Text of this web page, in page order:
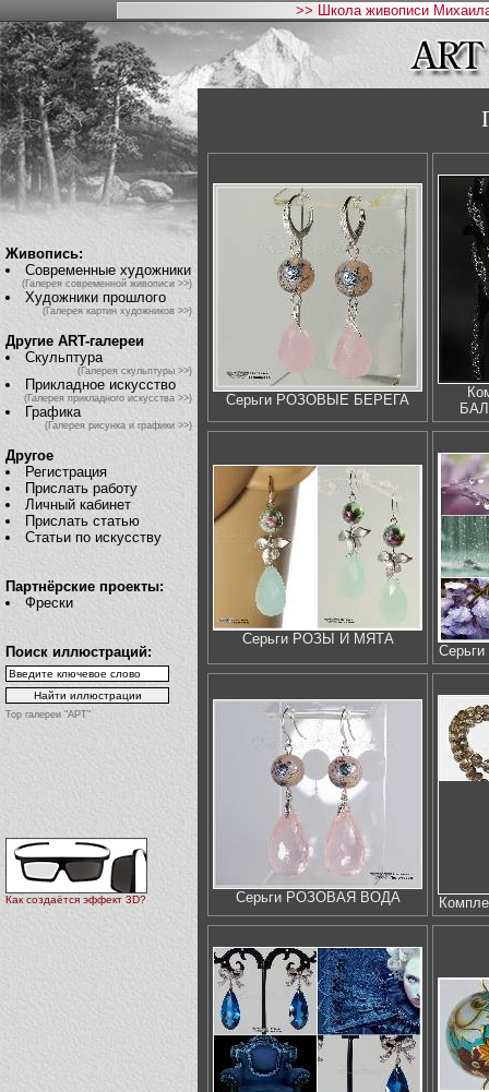
>> Школа живописи
Живопись:
Современные художники
(Галерея современной живописи >>)
Художники прошлого
(Галерея картин художников >>)
Другие ART-галереи
Скульптура
(Галерея скульптуры >>)
Прикладное искусство
(Галерея прикладного искусства >>)
Графика
(Галерея рисунка и графики >>)
Другое
Регистрация
Прислать работу
Личный кабинет
Прислать статью
Статьи по искусству
Партнёрские проекты:
Фрески
Поиск иллюстраций:
Top галереи "АРТ"
Как создаётся эффект 3D?
Серьги РОЗОВЫЕ БЕРЕГА
Серьги РОЗЫ И МЯТА
Серьги РОЗОВАЯ ВОДА